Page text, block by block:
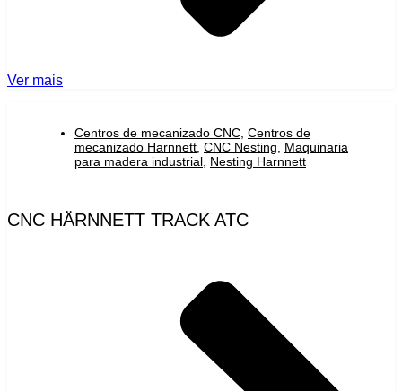
Ver mais
Centros de mecanizado CNC, Centros de
mecanizado Harnnett, CNC Nesting, Maquinaria
para madera industrial, Nesting Harnnett
CNC HÄRNNETT TRACK ATC